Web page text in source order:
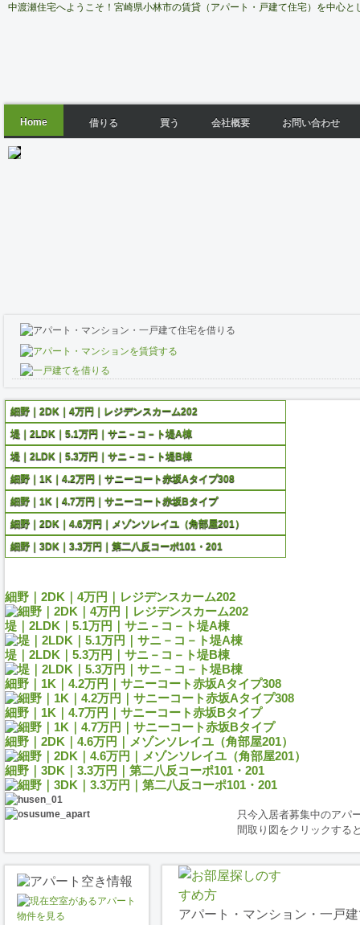
中渡瀬住宅へようこそ！宮崎県小林市の賃貸（アパート・戸建て住宅）を中心
Home 借りる 買う 会社概要 お問い合わせ
細野｜2DK｜4万円｜レジデンスカーム202
堤｜2LDK｜5.1万円｜サニ－コ－ト堤A棟
堤｜2LDK｜5.3万円｜サニ－コ－ト堤B棟
細野｜1K｜4.2万円｜サニーコート赤坂Aタイプ308
細野｜1K｜4.7万円｜サニーコート赤坂Bタイプ
細野｜2DK｜4.6万円｜メゾンソレイユ（角部屋201）
細野｜3DK｜3.3万円｜第二八反コーポ101・201
細野｜2DK｜4万円｜レジデンスカーム202
堤｜2LDK｜5.1万円｜サニ－コ－ト堤A棟
堤｜2LDK｜5.3万円｜サニ－コ－ト堤B棟
細野｜1K｜4.2万円｜サニーコート赤坂Aタイプ308
細野｜1K｜4.7万円｜サニーコート赤坂Bタイプ
細野｜2DK｜4.6万円｜メゾンソレイユ（角部屋201）
細野｜3DK｜3.3万円｜第二八反コーポ101・201
只今入居者募集中のアパ
間取り図をクリックする
アパート・マンション・一戸